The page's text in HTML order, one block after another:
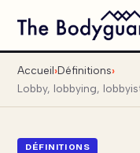
Accueil Définitions
Lobby, lobbying,
DÉFINITIONS